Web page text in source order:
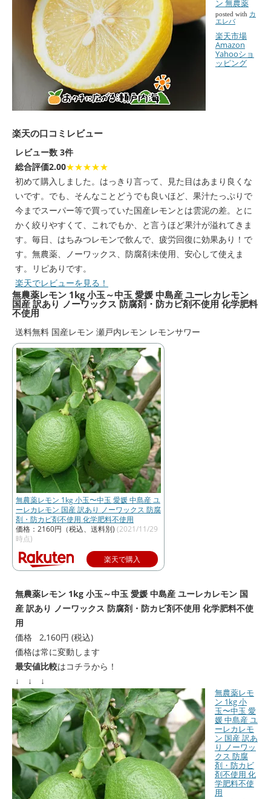
ン 無農薬
posted with カ
エレバ
楽天市場
Amazon
Yahooショ
ッピング
楽天の口コミレビュー
レビュー数 3件
総合評価2.00★★★★★
初めて購入しました。はっきり言って、見た目はあまり良くな
いです。でも、そんなことどうでも良いほど、果汁たっぷりで
今までスーパー等で買っていた国産レモンとは雲泥の差。とに
かく絞りやすくて、これでもか、と言うほど果汁が溢れてきま
す。毎日、はちみつレモンで飲んで、疲労回復に効果あり！で
す。無農薬、ノーワックス、防腐剤未使用、安心して使えま
す。リピありです。
楽天でレビューを見る！
無農薬レモン 1kg 小玉～中玉 愛媛 中島産 ユーレカレモン
国産 訳あり ノーワックス 防腐剤・防カビ剤不使用 化学肥料
不使用
送料無料 国産レモン 瀬戸内レモン レモンサワー
無農薬レモン 1kg 小玉〜中玉 愛媛 中島産 ユ
ーレカレモン 国産 訳あり ノーワックス 防腐
剤・防カビ剤不使用 化学肥料不使用
価格：2160円（税込、送料別) (2021/11/29
時点)
楽天で購入
無農薬レモン 1kg 小玉～中玉 愛媛 中島産 ユーレカレモン 国
産 訳あり ノーワックス 防腐剤・防カビ剤不使用 化学肥料不使
用
価格 2,160円 (税込)
価格は常に変動します
最安値比較はコチラから！
↓ ↓ ↓
無農薬レモ
ン 1kg 小
玉〜中玉 愛
媛 中島産 ユ
ーレカレモ
ン 国産 訳あ
り ノーワッ
クス 防腐
剤・防カビ
剤不使用 化
学肥料不使
用